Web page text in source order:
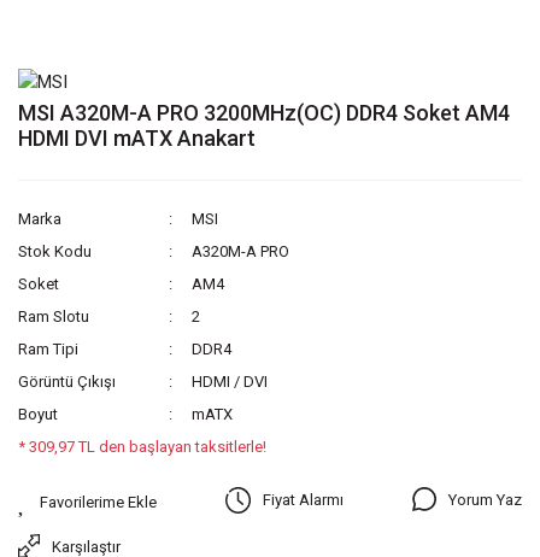
MSI A320M-A PRO 3200MHz(OC) DDR4 Soket AM4
HDMI DVI mATX Anakart
Marka
MSI
Stok Kodu
A320M-A PRO
Soket
AM4
Ram Slotu
2
Ram Tipi
DDR4
Görüntü Çıkışı
HDMI / DVI
Boyut
mATX
* 309,97 TL den başlayan taksitlerle!
Fiyat Alarmı Yorum Yaz
Karşılaştır